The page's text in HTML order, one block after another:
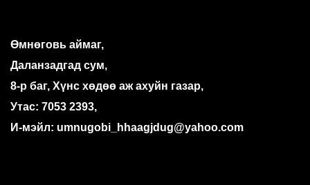
Өмнөговь аймаг,
Даланзадгад сум,
8-р баг, Хүнс хөдөө аж ахуйн газар,
Утас: 7053 2393,
И-мэйл: umnugobi_hhaagjdug@yahoo.com